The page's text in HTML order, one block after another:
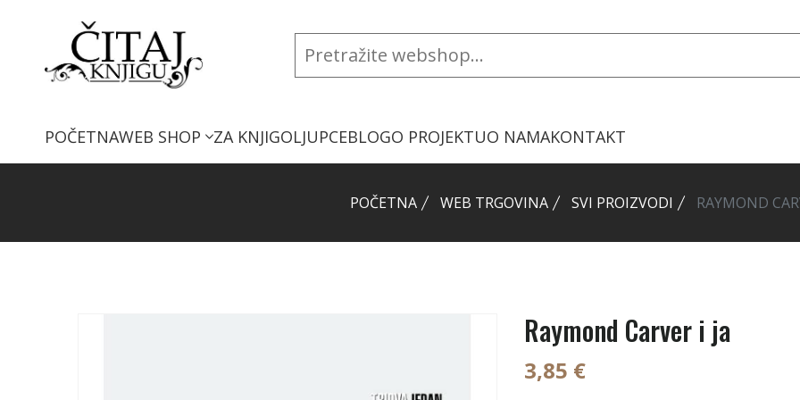
POČETNAWEB SHOP ZA KNJIGOLJUPCEBLOGO PROJEKTUO NAMAKONTAKT
POČETNA WEB TRGOVINA SVI PROIZVODI RAYMOND
Raymond Carver i ja
3,85 €